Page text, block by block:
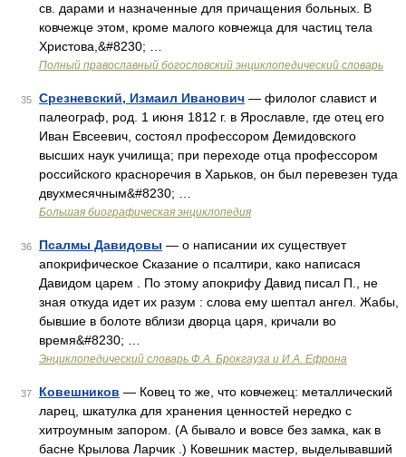
св. дарами и назначенные для причащения больных. В
ковчежце этом, кроме малого ковчежца для частиц тела
Христова,&#8230; …
Полный православный богословский энциклопедический словарь
35 Срезневский, Измаил Иванович — филолог славист и
палеограф, род. 1 июня 1812 г. в Ярославле, где отец его
Иван Евсеевич, состоял профессором Демидовского
высших наук училища; при переходе отца профессором
российского красноречия в Харьков, он был перевезен туда
двухмесячным&#8230; …
Большая биографическая энциклопедия
36 Псалмы Давидовы — о написании их существует
апокрифическое Сказание о псалтири, како написася
Давидом царем . По этому апокрифу Давид писал П., не
зная откуда идет их разум : слова ему шептал ангел. Жабы,
бывшие в болоте вблизи дворца царя, кричали во
время&#8230; …
Энциклопедический словарь Ф.А. Брокгауза и И.А. Ефрона
37 Ковешников — Ковец то же, что ковчежец: металлический
ларец, шкатулка для хранения ценностей нередко с
хитроумным запором. (А бывало и вовсе без замка, как в
басне Крылова Ларчик .) Ковешник мастер, выделывавший